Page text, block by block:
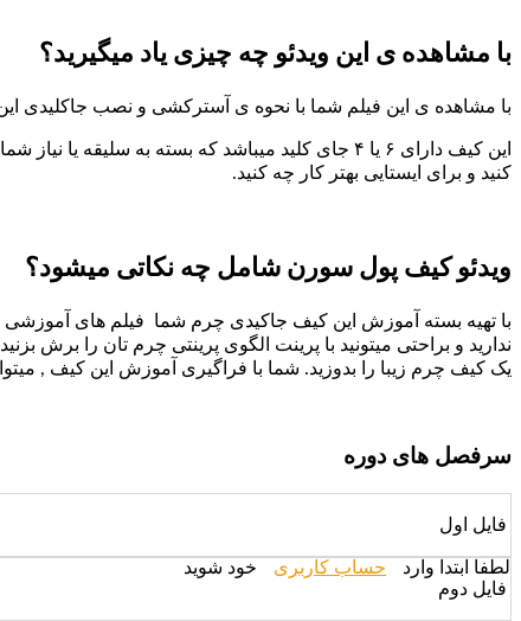
با مشاهده ی این ویدئو چه چیزی یاد میگیرید؟
با مشاهده ی این فیلم شما با نحوه ی آسترکشی و نصب جاکلیدی
این کیف دارای ۶ یا ۴ جای کلید میباشد که بسته به
کنید و برای ایستایی بهتر کار چه کنید.
ویدئو کیف پول سورن شامل چه نکاتی میشود؟
با تهیه بسته آموزش این کیف جاکیدی چرم شما فیلم های
ندارید و براحتی میتونید با پرینت الگوی پرینتی چرم تان را برش
یک کیف چرم زیبا را بدوزید. شما با فراگیری آموزش این کیف ,
سرفصل های دوره
فایل اول
لطفا ابتدا وارد حساب کاربری
خود شوید
فایل دوم